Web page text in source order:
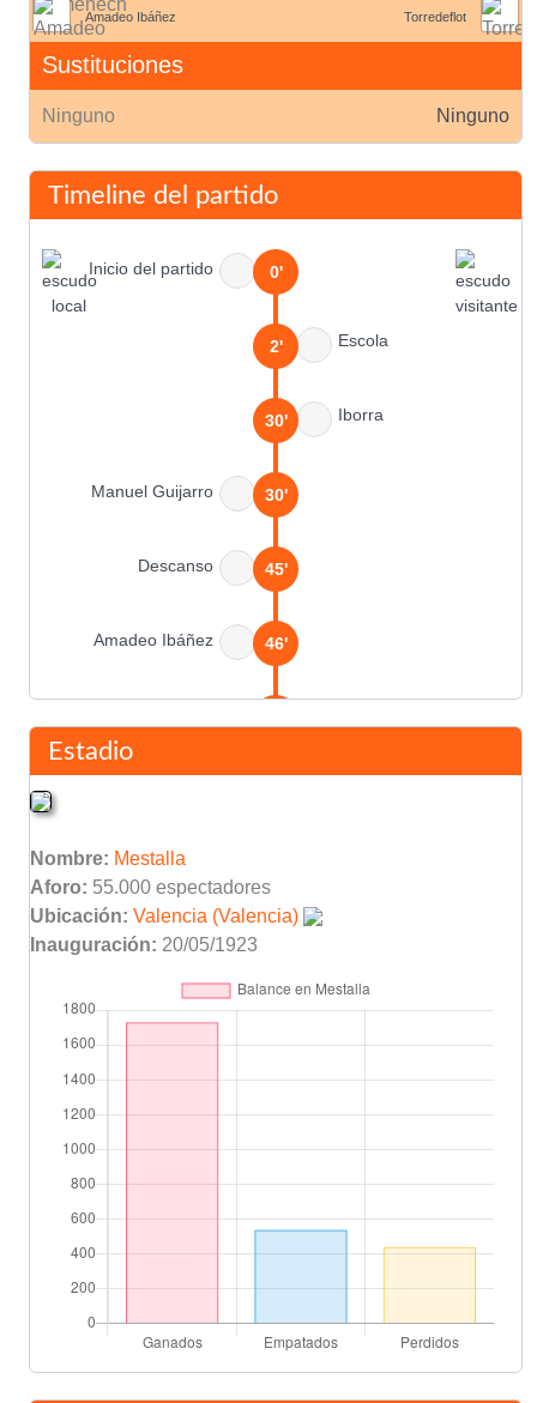
Amadeo Ibáñez
Sustituciones
Ninguno
Torredeflot
Ninguno
Timeline del partido
Inicio del partido 0'
Escola
2'
Iborra
30'
Manuel Guijarro 30'
Descanso 45'
Amadeo Ibáñez 46'
Estadio
Nombre: Mestalla
Aforo: 55.000 espectadores
Ubicación: Valencia (Valencia)
Inauguración: 20/05/1923